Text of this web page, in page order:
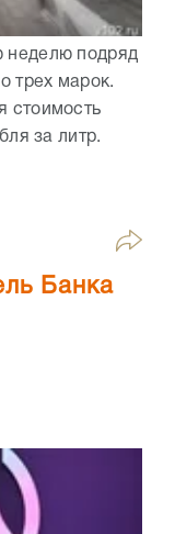
неделю подряд
трех марок.
стоимость
за литр.
Банка